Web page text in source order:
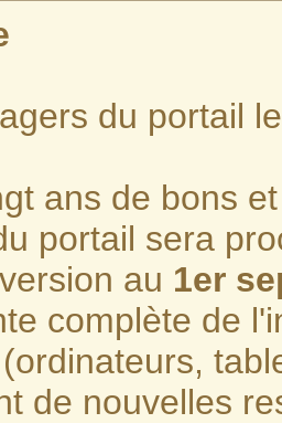
du portail
ans de bons
portail sera
au 1er
complète de
de nouvelles